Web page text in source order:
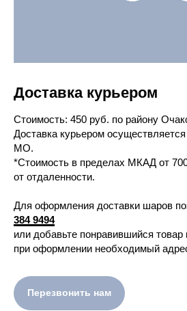
Доставка курьером
Cтоимость: 450 руб. по району
Доставка курьером
МО.
*Стоимость в пределах МКАД от
от отдаленности.
Для оформления доставки шаров
384 9494
или добавьте понравившийся товар
при оформлении необходимый
Перезвонить нам